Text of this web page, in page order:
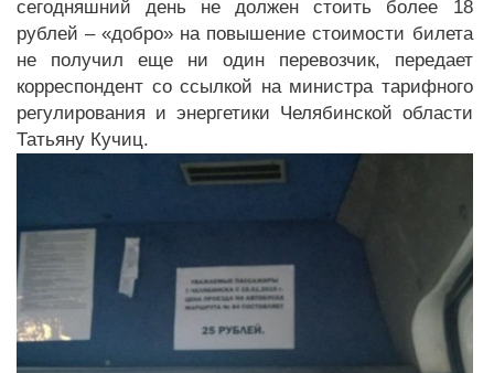
сегодняшний день не должен стоить более 18
рублей – «добро» на повышение стоимости билета
не получил еще ни один перевозчик, передает
корреспондент со ссылкой на министра тарифного
регулирования и энергетики Челябинской области
Татьяну Кучиц.